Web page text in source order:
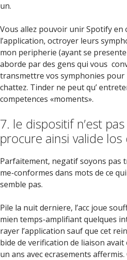
un.
Vous allez pouvoir unir Spotify en
l’application, octroyer leurs
mon peripherie (ayant se
aborde par des gens qui vous
transmettre vos symphonies pour
chattez. Tinder ne peut qu’
competences «moments».
7. le dispositif n’est
procure ainsi valide
Parfaitement, negatif soyons pas
me-conformes dans mots de ce
semble pas.
Pile la nuit derniere, l’acc joue
mien temps-amplifiant quelques
rayer l’application sauf que cet
bide de verification de liaison
un ans avec ecrasements